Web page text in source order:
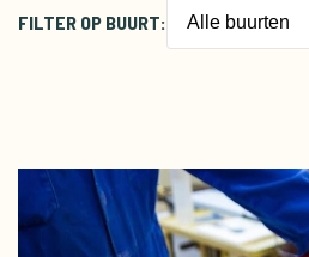
Circulair
FILTER OP BUURT: Alle buurten
Noord